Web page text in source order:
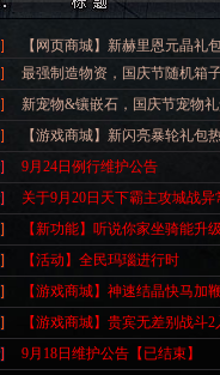
【网页商城】新赫里恩元晶礼
最强制造物资，国庆节随机箱
新宠物&镶嵌石，国庆节宠物
【游戏商城】新闪亮暴轮礼包
9月24日例行维护公告
关于9月20日天下霸主攻城战异
【新功能】听说你家坐骑能升
【活动】全民玛瑙进行时
【游戏商城】神速结晶快马加
【游戏商城】贵宾无差别战斗
9月18日维护公告【已结束】